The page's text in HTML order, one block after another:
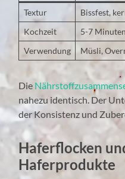
Textur
Bissfest,
Kochzeit
5-7 Minuten
Verwendung
Müsli,
Die
nahezu identisch. Der
der Konsistenz und
Haferflocken
Haferprodukte